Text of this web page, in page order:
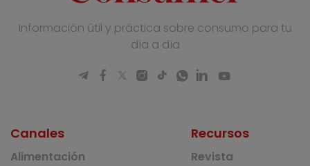
Información útil y práctica sobre consumo para tu
día a día
Canales
Alimentación
Recursos
Revista